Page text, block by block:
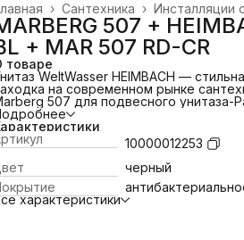
Инсталляции
Сантехника ›
›
507 +
+ MAR 507 RD-CR
товаре
WeltWasser HEIMBACH —
на современном рынке
507 для подвесного унитаза-
напылением
посередине рамы
воды осуществляется
бачок слива в пенопласте
слива воды-Полный смыв -
л.-Диаметр слива - 90 / 110 мм.
унитаза - 18 и 23 см-В
плитки при фиксации рамы
10000012253
черный
характеристики